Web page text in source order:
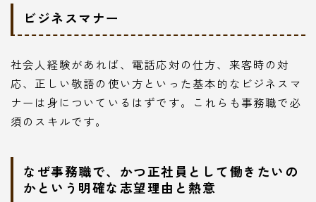
ビジネスマナー
社会人経験があれば、電話応対の仕方、来客時の対
応、正しい敬語の使い方といった基本的なビジネスマ
ナーは身についているはずです。これらも事務職で必
須のスキルです。
なぜ事務職で、かつ正社員として働きたいの
かという明確な志望理由と熱意